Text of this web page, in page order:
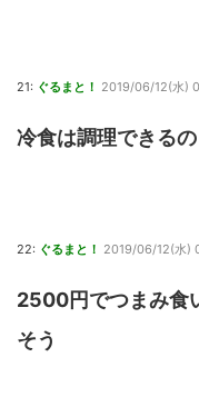
21: ぐるまと！ 2019/06/12(水)
冷食は調理できるの
22: ぐるまと！ 2019/06/12(水)
2500円でつまみ食
そう